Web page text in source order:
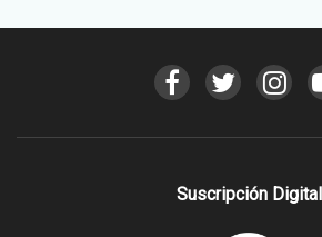
Suscripción Digital